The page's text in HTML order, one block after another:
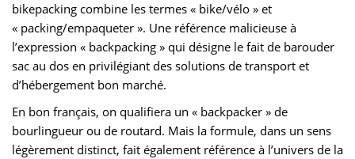
bikepacking combine les termes « bike/vélo » et
« packing/empaqueter ». Une référence malicieuse à
l’expression « backpacking » qui désigne le fait de barouder
sac au dos en privilégiant des solutions de transport et
d’hébergement bon marché.
En bon français, on qualifiera un « backpacker » de
bourlingueur ou de routard. Mais la formule, dans un sens
légèrement distinct, fait également référence à l’univers de la